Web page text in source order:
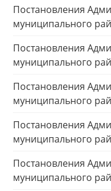
Постановления
муниципального
Постановления
муниципального
Постановления
муниципального
Постановления
муниципального
Постановления
муниципального